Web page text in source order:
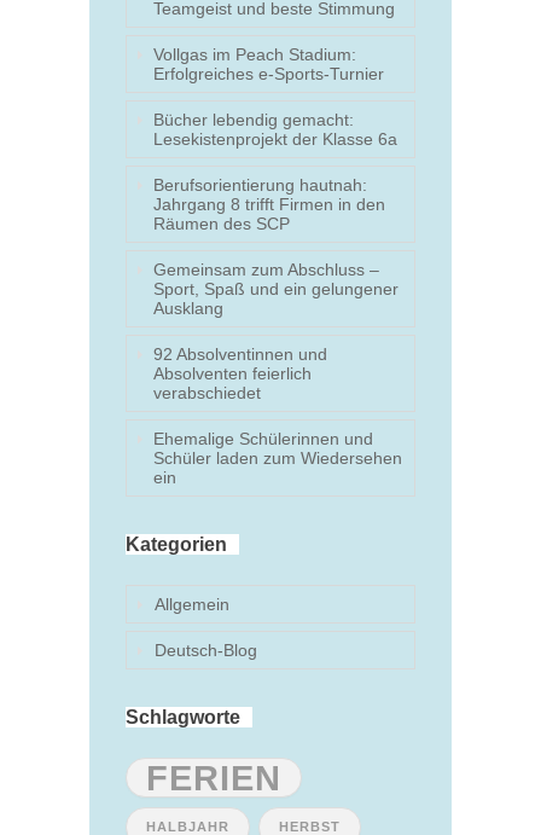
Teamgeist und beste Stimmung
Vollgas im Peach Stadium:
Erfolgreiches e-Sports-Turnier
Bücher lebendig gemacht:
Lesekistenprojekt der Klasse 6a
Berufsorientierung hautnah:
Jahrgang 8 trifft Firmen in den
Räumen des SCP
Gemeinsam zum Abschluss –
Sport, Spaß und ein gelungener
Ausklang
92 Absolventinnen und
Absolventen feierlich
verabschiedet
Ehemalige Schülerinnen und
Schüler laden zum Wiedersehen
ein
Kategorien
Allgemein
Deutsch-Blog
Schlagworte
FERIEN
HALBJAHR HERBST